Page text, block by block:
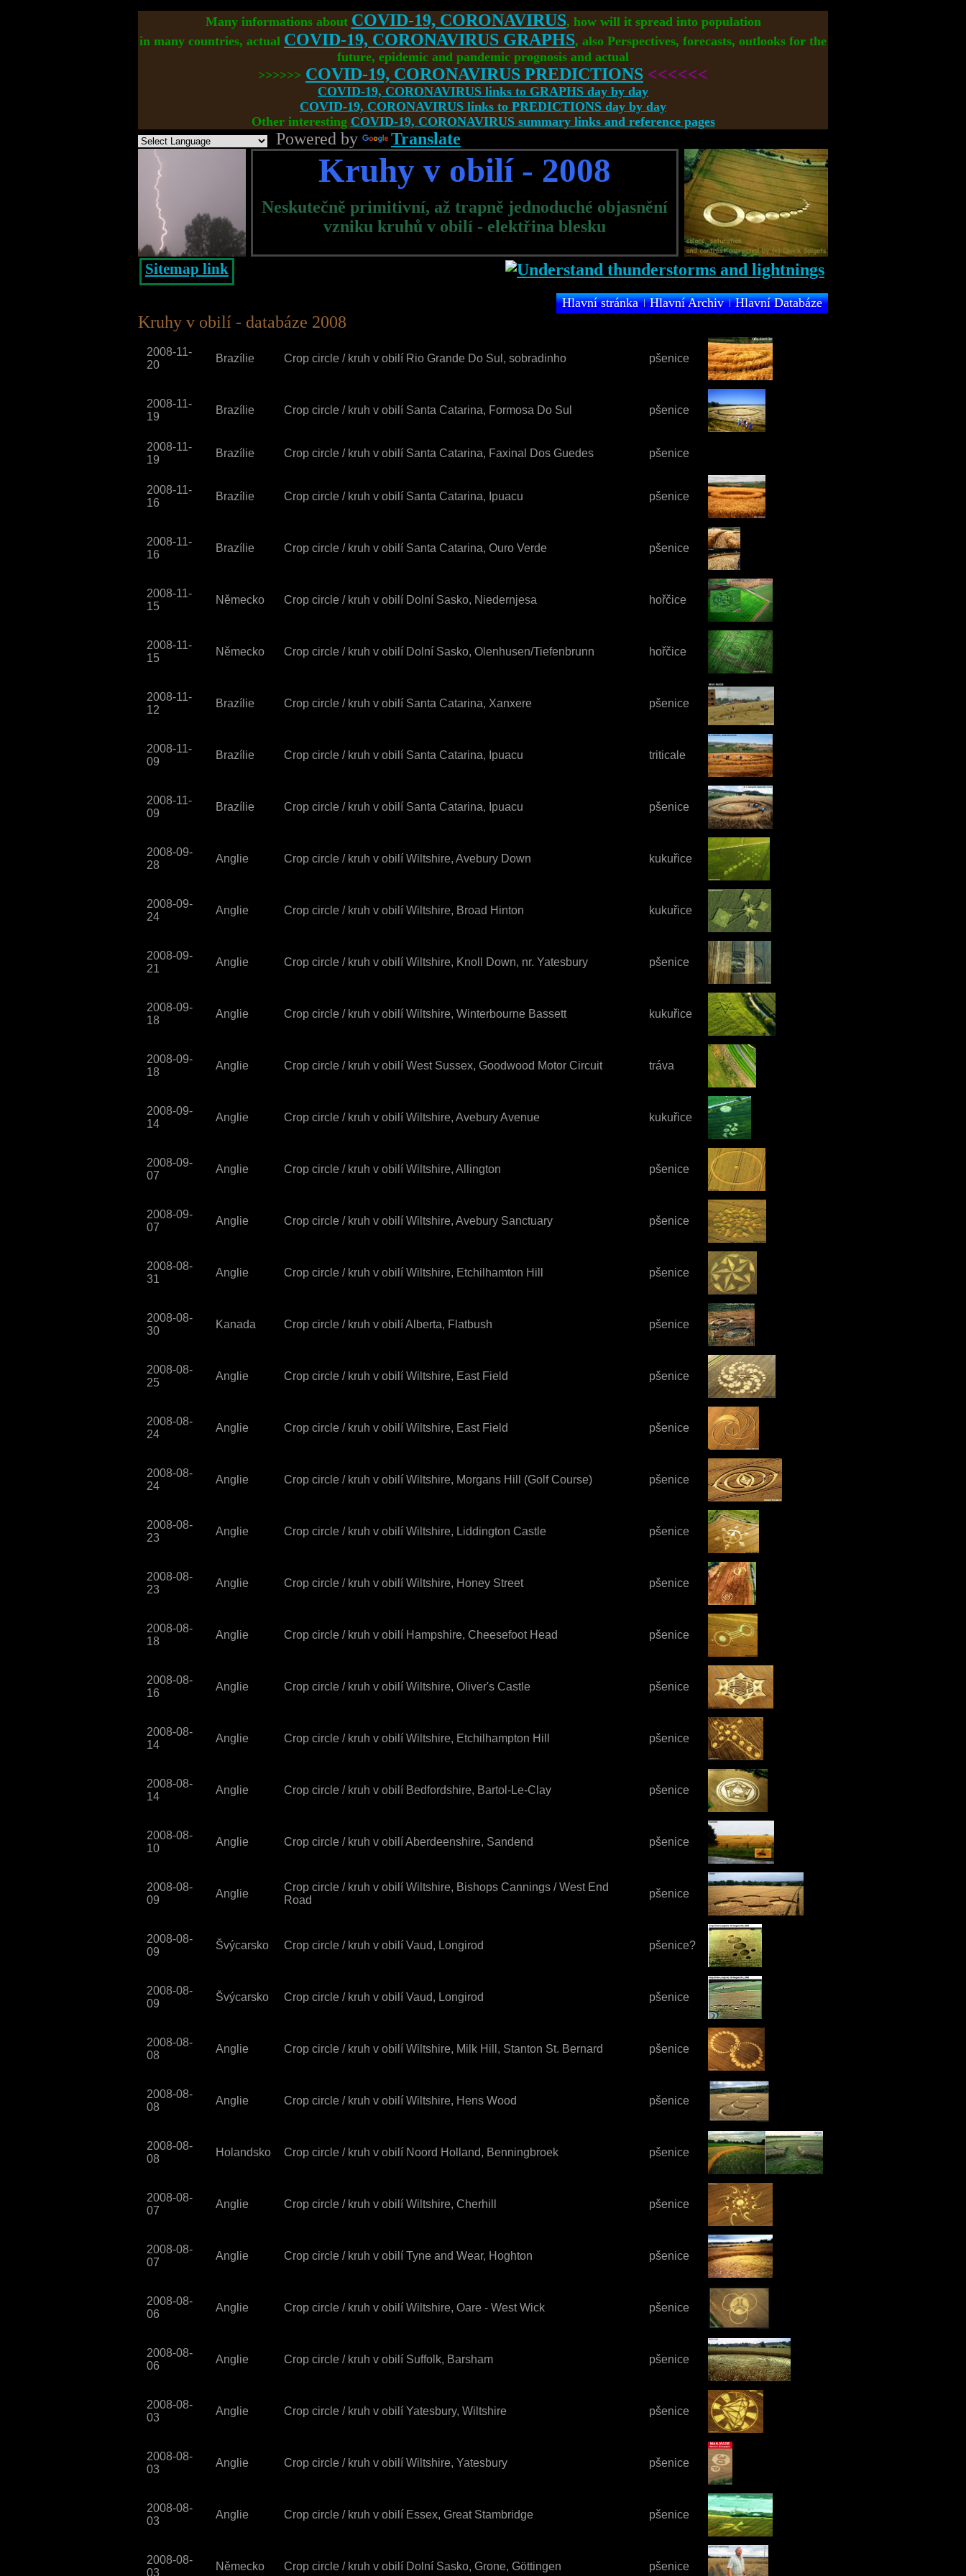
Many informations about COVID-19, CORONAVIRUS, how will it spread into population
in many countries, actual COVID-19, CORONAVIRUS GRAPHS, also Perspectives, forecasts, outlooks for the
future, epidemic and pandemic prognosis and actual
>>>>>> COVID-19, CORONAVIRUS PREDICTIONS <<<<<<
COVID-19, CORONAVIRUS links to GRAPHS day by day
COVID-19, CORONAVIRUS links to PREDICTIONS day by day
Other interesting COVID-19, CORONAVIRUS summary links and reference pages
Powered by Translate
Kruhy v obilí - 2008
Neskutečně primitivní, až trapně jednoduché objasnění
vzniku kruhů v obilí - elektřina blesku
Sitemap link
Hlavní stránka Hlavní Archiv Hlavní Databáze
Kruhy v obilí - databáze 2008
2008-11-
20
Brazílie Crop circle / kruh v obilí Rio Grande Do Sul, sobradinho pšenice
2008-11-
19
Brazílie Crop circle / kruh v obilí Santa Catarina, Formosa Do Sul pšenice
2008-11-
19
Brazílie Crop circle / kruh v obilí Santa Catarina, Faxinal Dos Guedes pšenice
2008-11-
16
Brazílie Crop circle / kruh v obilí Santa Catarina, Ipuacu pšenice
2008-11-
16
Brazílie Crop circle / kruh v obilí Santa Catarina, Ouro Verde pšenice
2008-11-
15
Německo Crop circle / kruh v obilí Dolní Sasko, Niedernjesa hořčice
2008-11-
15
Německo Crop circle / kruh v obilí Dolní Sasko, Olenhusen/Tiefenbrunn hořčice
2008-11-
12
Brazílie Crop circle / kruh v obilí Santa Catarina, Xanxere pšenice
2008-11-
09
Brazílie Crop circle / kruh v obilí Santa Catarina, Ipuacu triticale
2008-11-
09
Brazílie Crop circle / kruh v obilí Santa Catarina, Ipuacu pšenice
2008-09-
28
Anglie Crop circle / kruh v obilí Wiltshire, Avebury Down kukuřice
2008-09-
24
Anglie Crop circle / kruh v obilí Wiltshire, Broad Hinton kukuřice
2008-09-
21
Anglie Crop circle / kruh v obilí Wiltshire, Knoll Down, nr. Yatesbury pšenice
2008-09-
18
Anglie Crop circle / kruh v obilí Wiltshire, Winterbourne Bassett kukuřice
2008-09-
18
Anglie Crop circle / kruh v obilí West Sussex, Goodwood Motor Circuit tráva
2008-09-
14
Anglie Crop circle / kruh v obilí Wiltshire, Avebury Avenue kukuřice
2008-09-
07
Anglie Crop circle / kruh v obilí Wiltshire, Allington pšenice
2008-09-
07
Anglie Crop circle / kruh v obilí Wiltshire, Avebury Sanctuary pšenice
2008-08-
31
Anglie Crop circle / kruh v obilí Wiltshire, Etchilhamton Hill pšenice
2008-08-
30
Kanada Crop circle / kruh v obilí Alberta, Flatbush pšenice
2008-08-
25
Anglie Crop circle / kruh v obilí Wiltshire, East Field pšenice
2008-08-
24
Anglie Crop circle / kruh v obilí Wiltshire, East Field pšenice
2008-08-
24
Anglie Crop circle / kruh v obilí Wiltshire, Morgans Hill (Golf Course) pšenice
2008-08-
23
Anglie Crop circle / kruh v obilí Wiltshire, Liddington Castle pšenice
2008-08-
23
Anglie Crop circle / kruh v obilí Wiltshire, Honey Street pšenice
2008-08-
18
Anglie Crop circle / kruh v obilí Hampshire, Cheesefoot Head pšenice
2008-08-
16
Anglie Crop circle / kruh v obilí Wiltshire, Oliver's Castle pšenice
2008-08-
14
Anglie Crop circle / kruh v obilí Wiltshire, Etchilhampton Hill pšenice
2008-08-
14
Anglie Crop circle / kruh v obilí Bedfordshire, Bartol-Le-Clay pšenice
2008-08-
10
Anglie Crop circle / kruh v obilí Aberdeenshire, Sandend pšenice
2008-08-
09
Anglie
Crop circle / kruh v obilí Wiltshire, Bishops Cannings / West End
Road
pšenice
2008-08-
09
Švýcarsko Crop circle / kruh v obilí Vaud, Longirod pšenice?
2008-08-
09
Švýcarsko Crop circle / kruh v obilí Vaud, Longirod pšenice
2008-08-
08
Anglie Crop circle / kruh v obilí Wiltshire, Milk Hill, Stanton St. Bernard pšenice
2008-08-
08
Anglie Crop circle / kruh v obilí Wiltshire, Hens Wood pšenice
2008-08-
08
Holandsko Crop circle / kruh v obilí Noord Holland, Benningbroek pšenice
2008-08-
07
Anglie Crop circle / kruh v obilí Wiltshire, Cherhill pšenice
2008-08-
07
Anglie Crop circle / kruh v obilí Tyne and Wear, Hoghton pšenice
2008-08-
06
Anglie Crop circle / kruh v obilí Wiltshire, Oare - West Wick pšenice
2008-08-
06
Anglie Crop circle / kruh v obilí Suffolk, Barsham pšenice
2008-08-
03
Anglie Crop circle / kruh v obilí Yatesbury, Wiltshire pšenice
2008-08-
03
Anglie Crop circle / kruh v obilí Wiltshire, Yatesbury pšenice
2008-08-
03
Anglie Crop circle / kruh v obilí Essex, Great Stambridge pšenice
2008-08-
03
Německo Crop circle / kruh v obilí Dolní Sasko, Grone, Göttingen pšenice